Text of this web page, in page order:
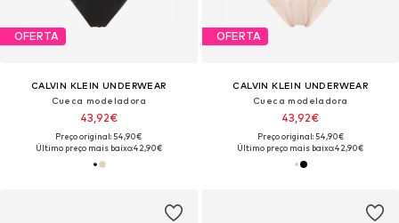
OFERTA
CALVIN KLEIN UNDERWEAR
Cueca modeladora
43,92€
Preço original: 54,90€
Último preço mais baixo:42,90€
OFERTA
CALVIN KLEIN UNDERWEAR
Cueca modeladora
43,92€
Preço original: 54,90€
Último preço mais baixo:42,90€